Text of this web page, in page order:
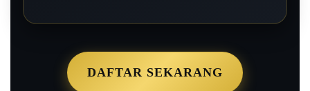
DAFTAR SEKARANG